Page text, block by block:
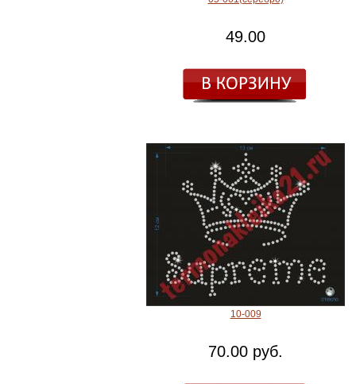
49.00
10-009
70.00 руб.